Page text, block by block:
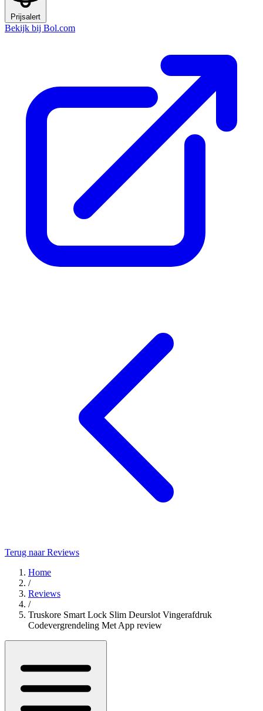
Prijsalert
Bekijk bij Bol.com
Terug naar Reviews
Home
/
Reviews
/
Truskore Smart Lock Slim Deurslot Vingerafdruk
Codevergrendeling Met App review